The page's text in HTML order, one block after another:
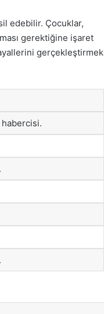
edebilir. Çocuklar,
gerektiğine işaret
gerçekleştirmek
habercisi.